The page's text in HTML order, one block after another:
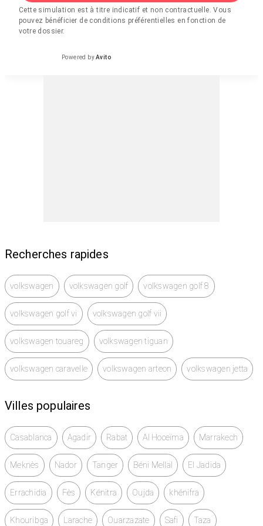
Cette simulation est à titre indicatif et non contractuelle. Vous
pouvez bénéficier de conditions préférentielles en fonction de
votre dossier.
Powered byAvito
Recherches rapides
volkswagen volkswagen golf volkswagen golf 8
volkswagen golf vi volkswagen golf vii
volkswagen touareg volkswagen tiguan
volkswagen caravelle volkswagen arteon volkswagen jetta
Villes populaires
Casablanca Agadir Rabat Al Hoceïma Marrakech
Meknès Nador Tanger Béni Mellal El Jadida
Errachidia Fès Kénitra Oujda khénifra
Khouribga Larache Ouarzazate Safi Taza